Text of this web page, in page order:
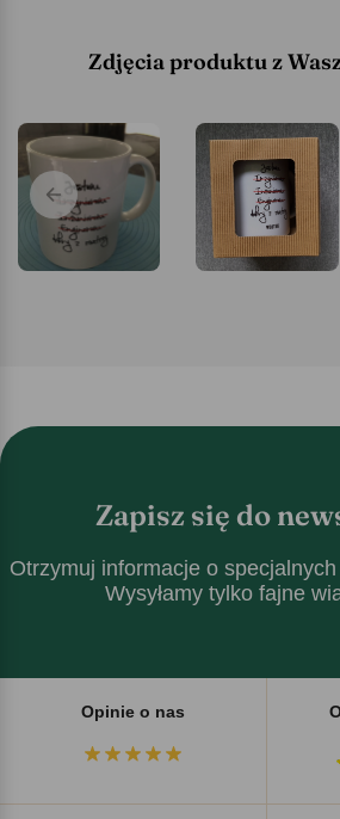
Zdjęcia produktu z
Zapisz się do
Otrzymuj informacje o
Wysyłamy tylko fajne
Opinie o nas